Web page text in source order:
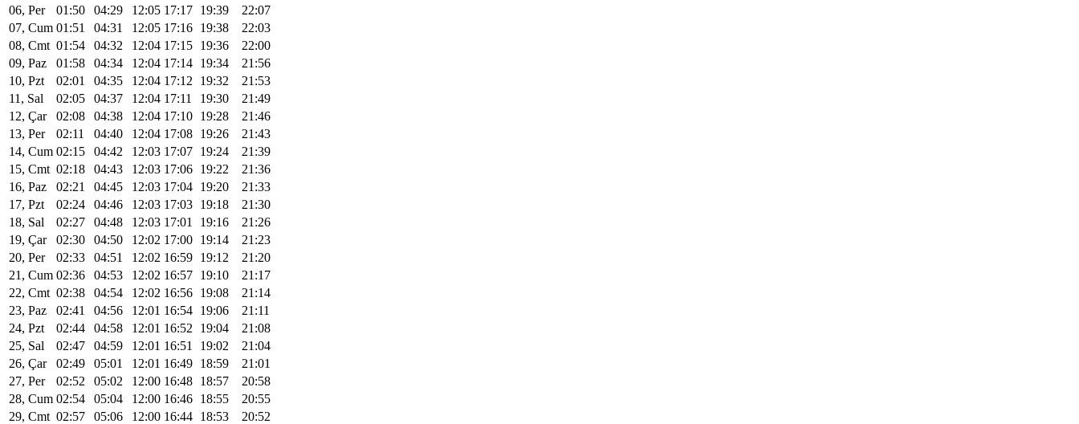
06, Per
01:50 04:29 12:05 17:17 19:39
22:07
07, Cum 01:51 04:31 12:05 17:16 19:38
22:03
08, Cmt 01:54 04:32 12:04 17:15 19:36
22:00
09, Paz
01:58 04:34 12:04 17:14 19:34
21:56
10, Pzt
02:01 04:35 12:04 17:12 19:32
21:53
11, Sal
02:05 04:37 12:04 17:11 19:30
21:49
12, Çar
02:08 04:38 12:04 17:10 19:28
21:46
13, Per
02:11 04:40 12:04 17:08 19:26
21:43
14, Cum 02:15 04:42 12:03 17:07 19:24
21:39
15, Cmt 02:18 04:43 12:03 17:06 19:22
21:36
16, Paz
02:21 04:45 12:03 17:04 19:20
21:33
17, Pzt
02:24 04:46 12:03 17:03 19:18
21:30
18, Sal
02:27 04:48 12:03 17:01 19:16
21:26
19, Çar
02:30 04:50 12:02 17:00 19:14
21:23
20, Per
02:33 04:51 12:02 16:59 19:12
21:20
21, Cum 02:36 04:53 12:02 16:57 19:10
21:17
22, Cmt 02:38 04:54 12:02 16:56 19:08
21:14
23, Paz
02:41 04:56 12:01 16:54 19:06
21:11
24, Pzt
02:44 04:58 12:01 16:52 19:04
21:08
25, Sal
02:47 04:59 12:01 16:51 19:02
21:04
26, Çar
02:49 05:01 12:01 16:49 18:59
21:01
27, Per
02:52 05:02 12:00 16:48 18:57
20:58
28, Cum 02:54 05:04 12:00 16:46 18:55
20:55
29, Cmt 02:57 05:06 12:00 16:44 18:53
20:52